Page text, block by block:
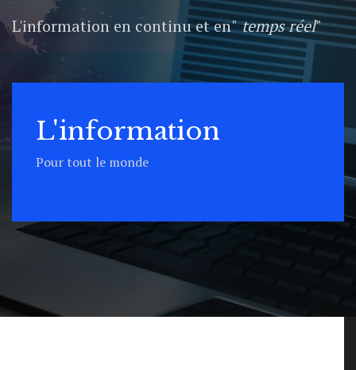
L'information en continu et en"temps réel"
L'information
Pour tout le monde